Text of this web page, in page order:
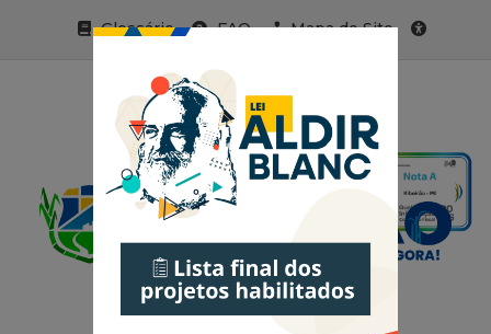
Glossário FAQ
Mapa do Site